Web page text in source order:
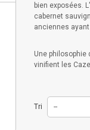
bien exposées.
cabernet
anciennes
Une
vinifient les
Tri --